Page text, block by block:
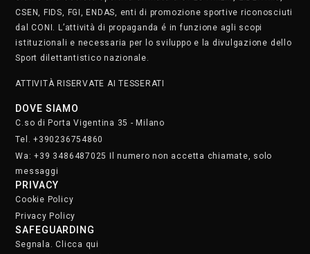
CSEN, FIDS, FGI, ENDAS, enti di promozione sportive riconosciuti
dal CONI. L’attività di propaganda é in funzione agli scopi
istituzionali e necessaria per lo sviluppo e la divulgazione dello
Sport dilettantistico nazionale.
ATTIVITÀ RISERVATE AI TESSERATI
DOVE SIAMO
C.so di Porta Vigentina 35 - Milano
Tel. +390236754860
Wa: +39 3486487025 Il numero non accetta chiamate, solo
messaggi
PRIVACY
Cookie Policy
Privacy Policy
SAFEGUARDING
Segnala. Clicca qui